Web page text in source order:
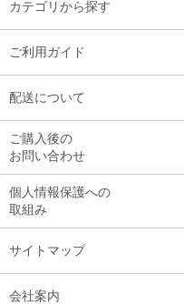
カテゴリから探す
ご利用ガイド
配送について
ご購入後の
お問い合わせ
個人情報保護への
取組み
サイトマップ
会社案内